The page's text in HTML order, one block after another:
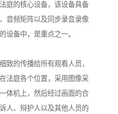
庭的核心设备，该设备具备
音频矩阵以及同步录音录像
设备中，是重点之一。
致的传播给所有观看人员，
法庭各个位置，采用图像采
体机上，然后经过画面的合
人、辩护人以及其他人员的